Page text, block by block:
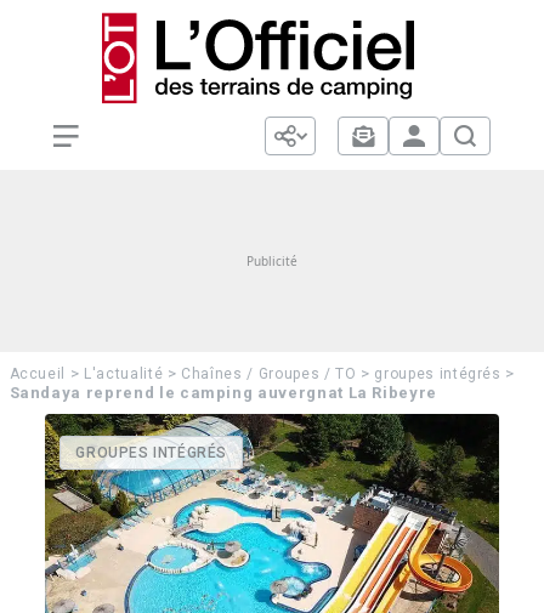
Accueil > L'actualité > Chaînes / Groupes / TO > groupes intégrés >
Sandaya reprend le camping auvergnat La Ribeyre
GROUPES INTÉGRÉS